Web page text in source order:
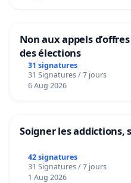
Non aux appels
des élections
31 signatures
31 Signatures / 7 jours
6 Aug 2026
Soigner les addictions,
42 signatures
31 Signatures / 7 jours
1 Aug 2026